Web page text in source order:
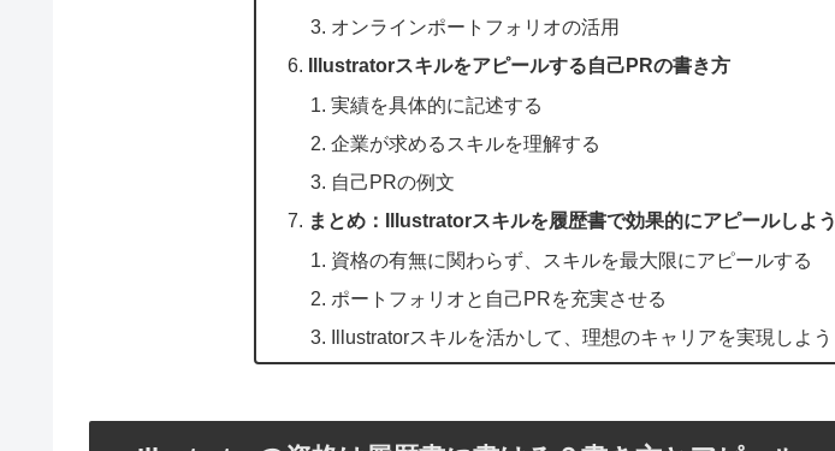
オンラインポートフォリオの活用
Illustratorスキルをアピールする自己PRの書き方
実績を具体的に記述する
企業が求めるスキルを理解する
自己PRの例文
まとめ：Illustratorスキルを履歴書で効果的にアピールしよう
資格の有無に関わらず、スキルを最大限にアピールする
ポートフォリオと自己PRを充実させる
Illustratorスキルを活かして、理想のキャリアを実現しよう